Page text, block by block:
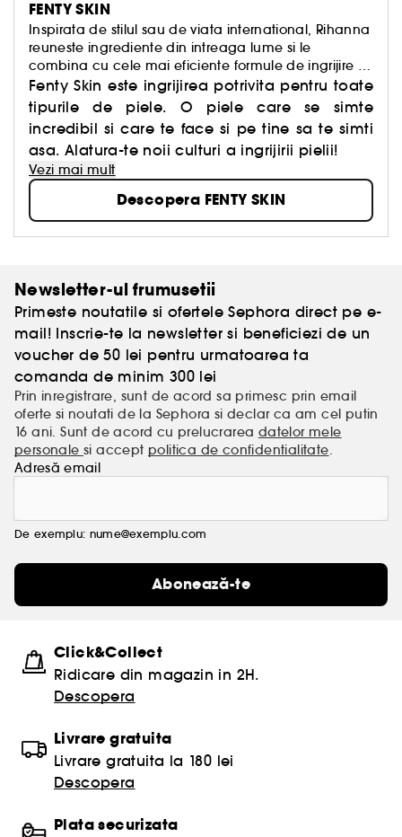
FENTY SKIN
Inspirata de stilul sau de viata international, Rihanna
reuneste ingrediente din intreaga lume si le
combina cu cele mai eficiente formule de ingrijire a
pielii, precum acidul hialuronic si niacinamidele, cu
rezultate dovedite stiintific.
Fenty Skin este ingrijirea potrivita pentru toate
tipurile de piele. O piele care se simte
incredibil si care te face si pe tine sa te simti
asa. Alatura-te noii culturi a ingrijirii pielii!
Vezi mai mult
Descopera FENTY SKIN
Newsletter-ul frumusetii
Primeste noutatile si ofertele Sephora direct pe e-
mail! Inscrie-te la newsletter si beneficiezi de un
voucher de 50 lei pentru urmatoarea ta
comanda de minim 300 lei
Prin inregistrare, sunt de acord sa primesc prin email
oferte si noutati de la Sephora si declar ca am cel putin
16 ani. Sunt de acord cu prelucrarea datelor mele
personalesi accept politica de confidentialitate.
Adresă email
De exemplu: nume@exemplu.com
Abonează-te
Click&Collect
Ridicare din magazin in 2H.
Descopera
Livrare gratuita
Livrare gratuita la 180 lei
Descopera
Plata securizata